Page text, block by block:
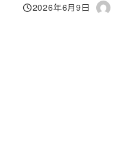
投稿日
2026年6月9日
著